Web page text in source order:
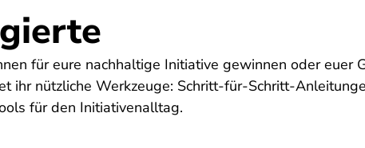
für eure nachhaltige Initiative gewinnen oder euer
ihr nützliche Werkzeuge: Schritt-für-Schritt-
für den Initiativenalltag.